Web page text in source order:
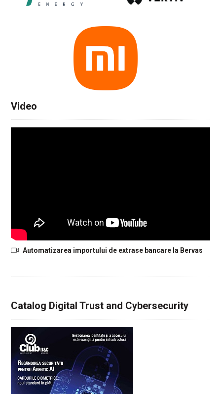
Video
Automatizarea importului de extrase bancare la Bervas
Catalog Digital Trust and Cybersecurity